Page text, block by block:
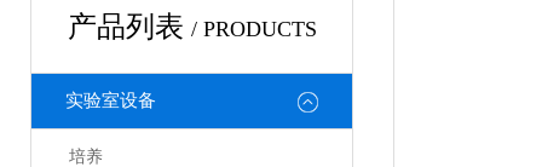
产品列表 / PRODUCTS
实验室设备
培养